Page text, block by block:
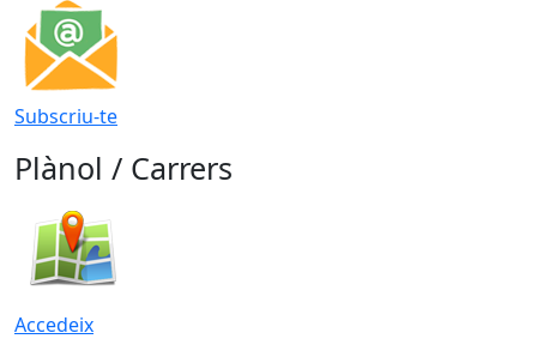
Subscriu-te
Plànol / Carrers
Accedeix